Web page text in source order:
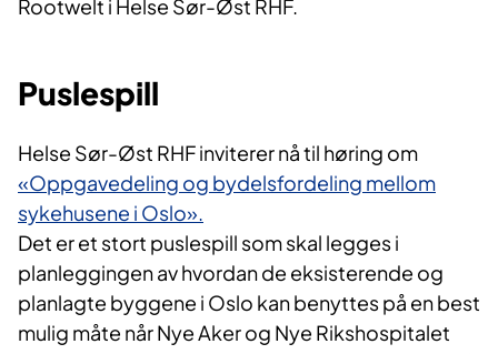
Rootwelt i Helse Sør-Øst RHF.
Puslespill
Helse Sør-Øst RHF inviterer nå til høring om
«Oppgavedeling og bydelsfordeling mellom
sykehusene i Oslo».
Det er et stort puslespill som skal legges i
planleggingen av hvordan de eksisterende og
planlagte byggene i Oslo kan benyttes på en best
mulig måte når Nye Aker og Nye Rikshospitalet